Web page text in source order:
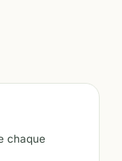
chaque